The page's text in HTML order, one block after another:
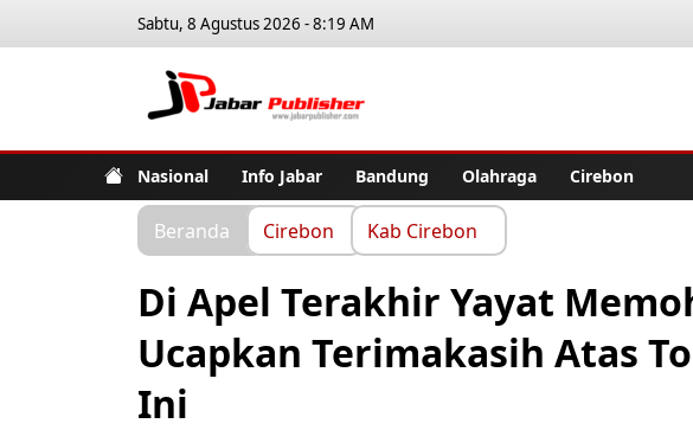
Sabtu, 8 Agustus 2026 - 8:19 AM
Nasional Info Jabar Bandung Olahraga Cirebon
Beranda Cirebon Kab Cirebon
Di Apel Terakhir Yayat
Ucapkan Terimakasih Atas
Ini